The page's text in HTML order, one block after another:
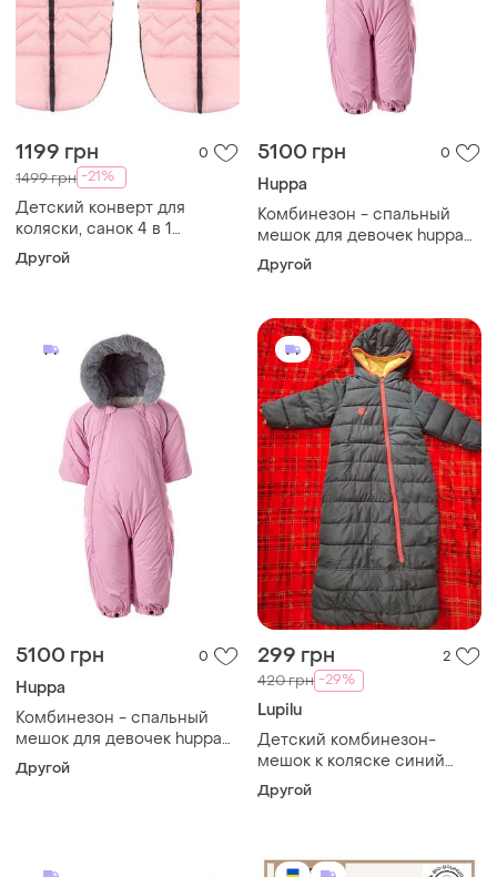
1199 грн 0
1499 грн -21%
Детский конверт для
коляски, санок 4 в 1
springos sb0022 pink
Другой
5100 грн 0
Huppa
Комбинезон - спальный
мешок для девочек huppa
mary 1, 62 (32630130-
80003-062) 4741468967363
Другой
5100 грн 0
Huppa
Комбинезон - спальный
мешок для девочек huppa
mary 1, 80 (32630130-
80003-080) 4741468963310
Другой
299 грн 2
420 грн -29%
Lupilu
Детский комбинезон-
мешок к коляске синий
lupilu 86/92
Другой